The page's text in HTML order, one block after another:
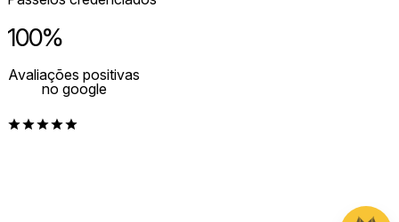
100%
Avaliações positivas
no google